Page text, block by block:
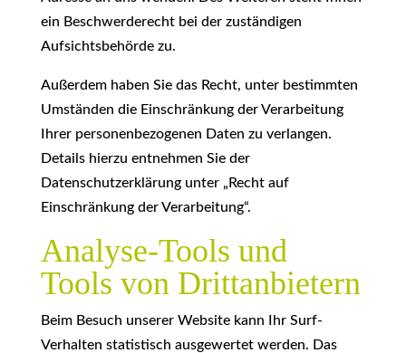
ein Beschwerderecht bei der zuständigen
Aufsichtsbehörde zu.
Außerdem haben Sie das Recht, unter bestimmten
Umständen die Einschränkung der Verarbeitung
Ihrer personenbezogenen Daten zu verlangen.
Details hierzu entnehmen Sie der
Datenschutzerklärung unter „Recht auf
Einschränkung der Verarbeitung“.
Analyse-Tools und
Tools von Drittanbietern
Beim Besuch unserer Website kann Ihr Surf-
Verhalten statistisch ausgewertet werden. Das